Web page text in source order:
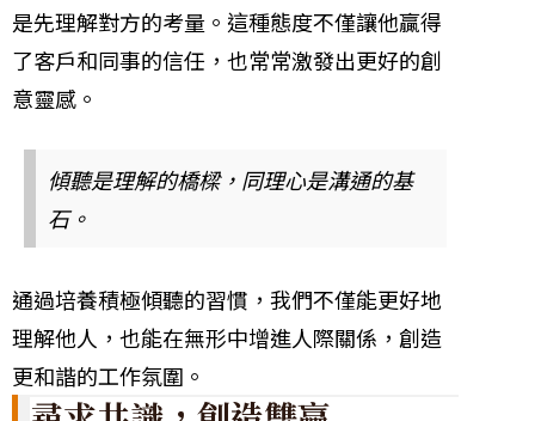
是先理解對方的考量。這種態度不僅讓他贏得
了客戶和同事的信任，也常常激發出更好的創
意靈感。
傾聽是理解的橋樑，同理心是溝通的基
石。
通過培養積極傾聽的習慣，我們不僅能更好地
理解他人，也能在無形中增進人際關係，創造
更和諧的工作氛圍。